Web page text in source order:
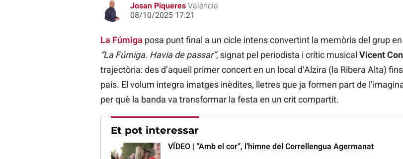
Josan Piqueres València
08/10/2025 17:21
La Fúmiga posa punt final a un cicle intens convertint la memòria del grup
“La Fúmiga. Havia de passar”, signat pel periodista i crític musical Vicent
trajectòria: des d’aquell primer concert en un local d’Alzira (la Ribera Alta)
país. El volum integra imatges inèdites, lletres que ja formen part de
per què la banda va transformar la festa en un crit compartit.
Et pot interessar
VÍDEO | “Amb el cor”, l’himne del Correllengua Agermanat